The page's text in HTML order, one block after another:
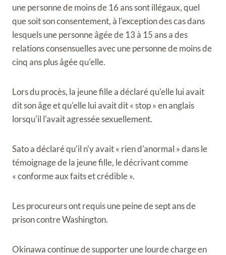
une personne de moins de 16 ans sont illégaux, quel
que soit son consentement, à l'exception des cas dans
lesquels une personne âgée de 13 à 15 ans a des
relations consensuelles avec une personne de moins de
cinq ans plus âgée qu'elle.
Lors du procès, la jeune fille a déclaré qu'elle lui avait
dit son âge et qu'elle lui avait dit « stop » en anglais
lorsqu'il l'avait agressée sexuellement.
Sato a déclaré qu'il n'y avait « rien d'anormal » dans le
témoignage de la jeune fille, le décrivant comme
« conforme aux faits et crédible ».
Les procureurs ont requis une peine de sept ans de
prison contre Washington.
Okinawa continue de supporter une lourde charge en